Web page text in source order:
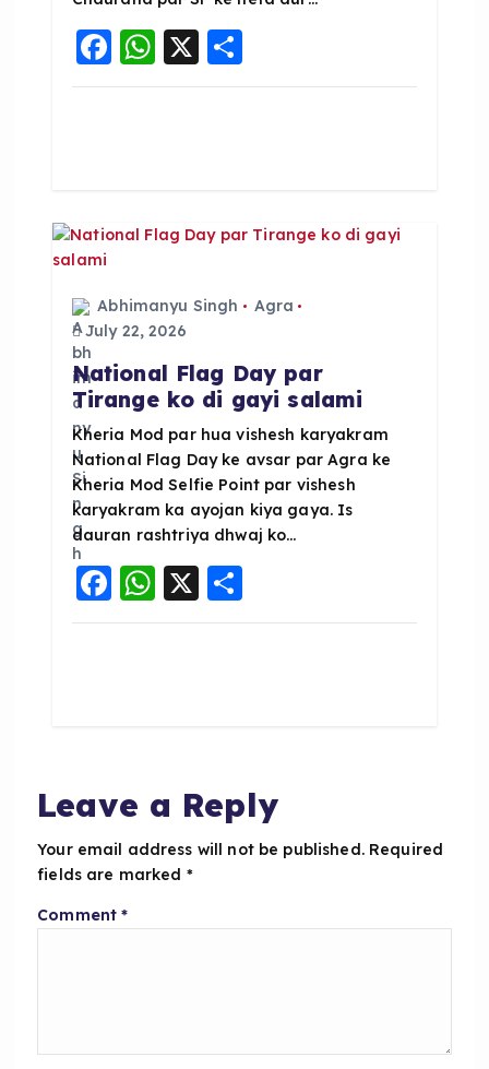
F
a
o
k
W
h
p
p
X S
h
Abhimanyu Singh
Agra
July 22, 2026
National Flag Day par
Tirange ko di gayi salami
Kheria Mod par hua vishesh karyakram
National Flag Day ke avsar par Agra ke
Kheria Mod Selfie Point par vishesh
karyakram ka ayojan kiya gaya. Is
dauran rashtriya dhwaj ko…
F
a
o
k
W
h
p
X S
h
Leave a Reply
Your email address will not be published. Required
fields are marked *
Comment*